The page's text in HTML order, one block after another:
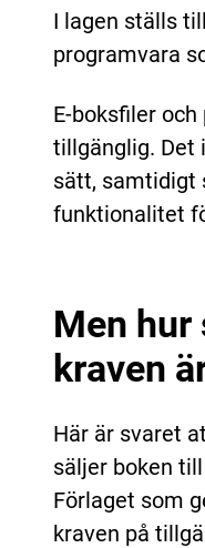
I lagen ställs
programvara
E-boksfiler
tillgänglig. Det
sätt, samtidigt
funktionalitet
Men hur
kraven
Här är svaret
säljer boken
Förlaget som
kraven på